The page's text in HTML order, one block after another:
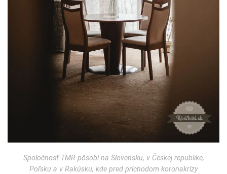
Spoločnosť TMR pôsobí na Slovensku, v Českej republike,
Poľsku a v Rakúsku, kde pred príchodom koronakrízy